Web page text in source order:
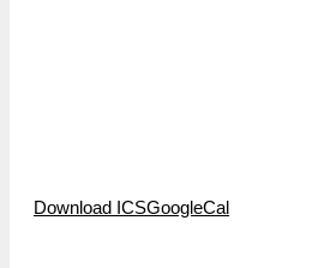
Download ICSGoogleCal